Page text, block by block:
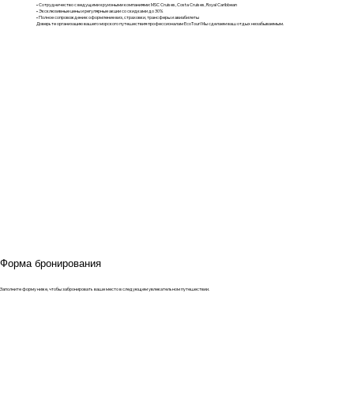
• Сотрудничество с ведущими круизными компаниями: MSC Cruises, Costa Cruises, Royal Caribbean
• Эксклюзивные цены и регулярные акции со скидками до 30%
• Полное сопровождение: оформление виз, страховки, трансферы и авиабилеты
Доверьте организацию вашего морского путешествия профессионалам EcoTour! Мы сделаем ваш отдых незабываемым.
Форма бронирования
Заполните форму ниже, чтобы забронировать ваше место в следующем увлекательном путешествии.